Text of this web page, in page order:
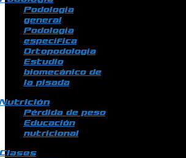
Podología
general
Podología
específica
Ortopodología
Estudio
biomecánico de
la pisada
Pérdida de peso
Educación
nutricional